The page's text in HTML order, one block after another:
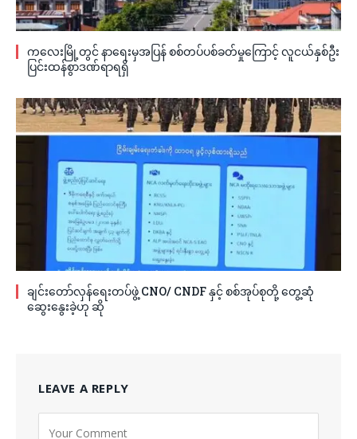
ကလေးမြို့တွင် နာရေးမှအပြန် စစ်တပ်ပစ်ခတ်မှုကြောင့် လူငယ်နှစ်ဦး
ပြင်းထန်စွာဒဏ်ရာရရှိ
ချင်းတော်လှန်ရေးတပ်ဖွဲ့ CNO/ CNDF နှင့် စစ်အုပ်စုတို့ တွေ့ဆုံ
ဆွေးနွေးခဲ့ဟု ဆို
LEAVE A REPLY